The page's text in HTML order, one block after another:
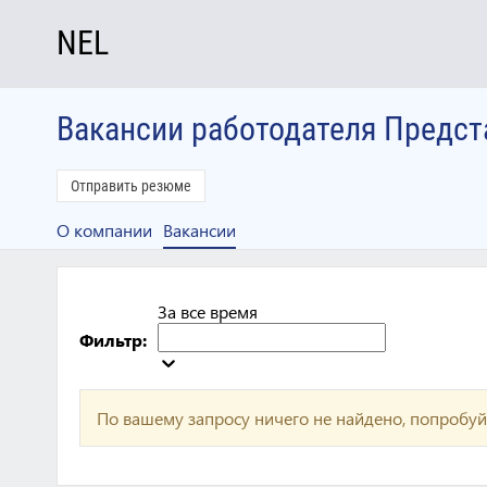
NEL
Вакансии работодателя
Отправить резюме
О компании Вакансии
Фильтр:
За все время
По вашему запросу ничего не найдено,